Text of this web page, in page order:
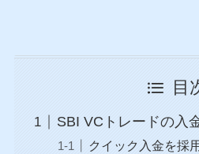
目
SBI VCトレードの入
クイック入金を採用